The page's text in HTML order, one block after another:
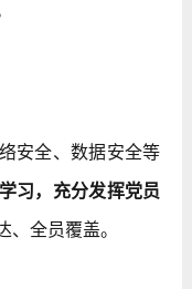
安全、数据安全等
习，充分发挥党员
、全员覆盖。